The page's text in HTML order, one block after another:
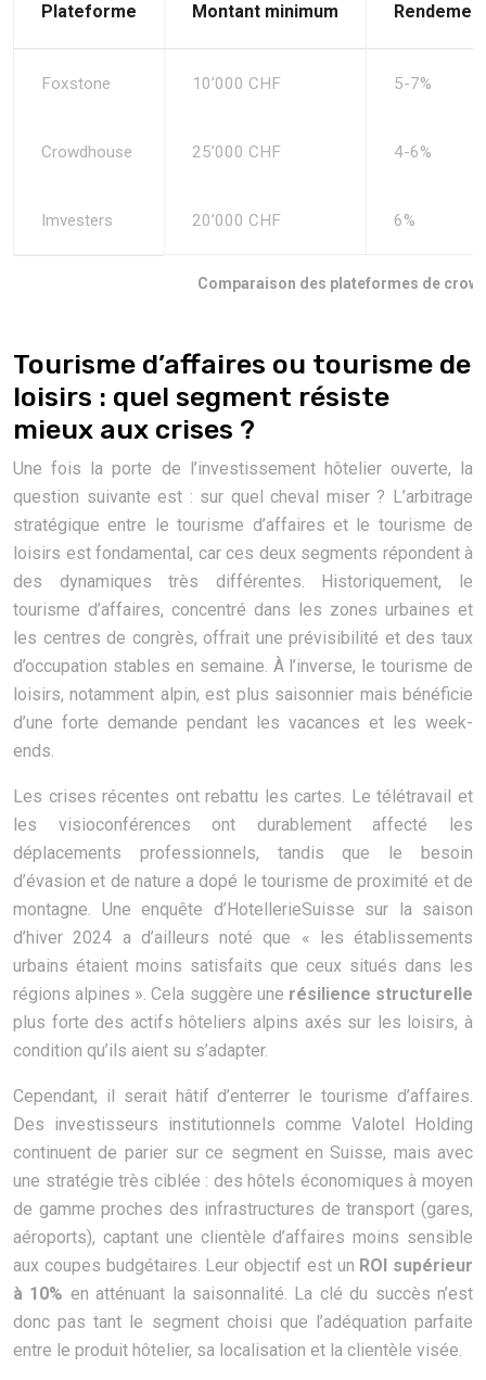
Comparaison des plateformes de
Plateforme Montant minimum
Foxstone 10’000 CHF 5-7%
Crowdhouse 25’000 CHF 4-6%
Imvesters 20’000 CHF 6%
Tourisme d’affaires ou tourisme de
loisirs : quel segment résiste
mieux aux crises ?
Une fois la porte de l’investissement hôtelier ouverte, la
question suivante est : sur quel cheval miser ? L’arbitrage
stratégique entre le tourisme d’affaires et le tourisme de
loisirs est fondamental, car ces deux segments répondent à
des dynamiques très différentes. Historiquement, le
tourisme d’affaires, concentré dans les zones urbaines et
les centres de congrès, offrait une prévisibilité et des taux
d’occupation stables en semaine. À l’inverse, le tourisme de
loisirs, notamment alpin, est plus saisonnier mais bénéficie
d’une forte demande pendant les vacances et les week-
ends.
Les crises récentes ont rebattu les cartes. Le télétravail et
les visioconférences ont durablement affecté les
déplacements professionnels, tandis que le besoin
d’évasion et de nature a dopé le tourisme de proximité et de
montagne. Une enquête d’HotellerieSuisse sur la saison
d’hiver 2024 a d’ailleurs noté que « les établissements
urbains étaient moins satisfaits que ceux situés dans les
régions alpines ». Cela suggère une résilience structurelle
plus forte des actifs hôteliers alpins axés sur les loisirs, à
condition qu’ils aient su s’adapter.
Cependant, il serait hâtif d’enterrer le tourisme d’affaires.
Des investisseurs institutionnels comme Valotel Holding
continuent de parier sur ce segment en Suisse, mais avec
une stratégie très ciblée : des hôtels économiques à moyen
de gamme proches des infrastructures de transport (gares,
aéroports), captant une clientèle d’affaires moins sensible
aux coupes budgétaires. Leur objectif est un ROI supérieur
à 10% en atténuant la saisonnalité. La clé du succès n’est
donc pas tant le segment choisi que l’adéquation parfaite
entre le produit hôtelier, sa localisation et la clientèle visée.